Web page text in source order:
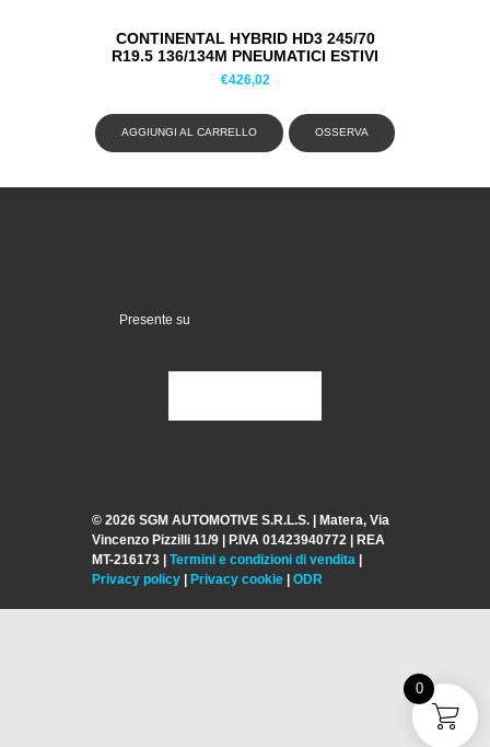
CONTINENTAL HYBRID HD3 245/70
R19.5 136/134M PNEUMATICI ESTIVI
€426,02
AGGIUNGI AL CARRELLO OSSERVA
Presente su
© 2026 SGM AUTOMOTIVE S.R.L.S. | Matera, Via
Vincenzo Pizzilli 11/9 | P.IVA 01423940772 | REA
MT-216173 | Termini e condizioni di vendita |
Privacy policy | Privacy cookie | ODR
0